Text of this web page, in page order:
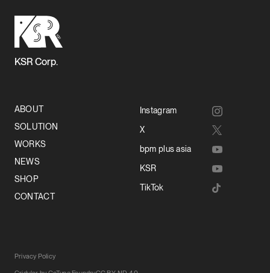
KSR Corp.
ABOUT
SOLUTION
WORKS
NEWS
SHOP
CONTACT
Instagram
X
bpm plus asia
KSR
TikTok
Privacy Policy